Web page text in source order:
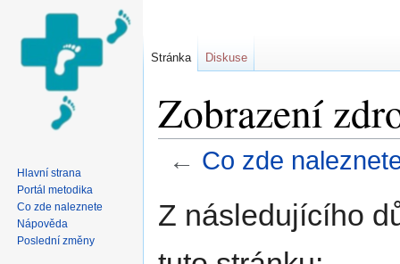
Zobrazení
← Co zde
Z následujícího
Stránka Diskuse
Hlavní strana
Portál metodika
Co zde naleznete
Nápověda
Poslední změny